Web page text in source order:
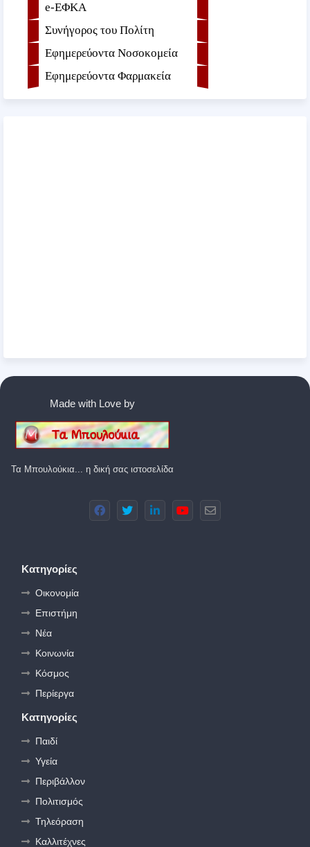
e-ΕΦKA
Συνήγορος του Πολίτη
Εφημερεύοντα Νοσοκομεία
Εφημερεύοντα Φαρμακεία
Made with Love by
Τα Μπουλούκια... η δική σας ιστοσελίδα
Κατηγορίες
Οικονομία
Επιστήμη
Νέα
Κοινωνία
Κόσμος
Περίεργα
Κατηγορίες
Παιδί
Υγεία
Περιβάλλον
Πολιτισμός
Τηλεόραση
Καλλιτέχνες